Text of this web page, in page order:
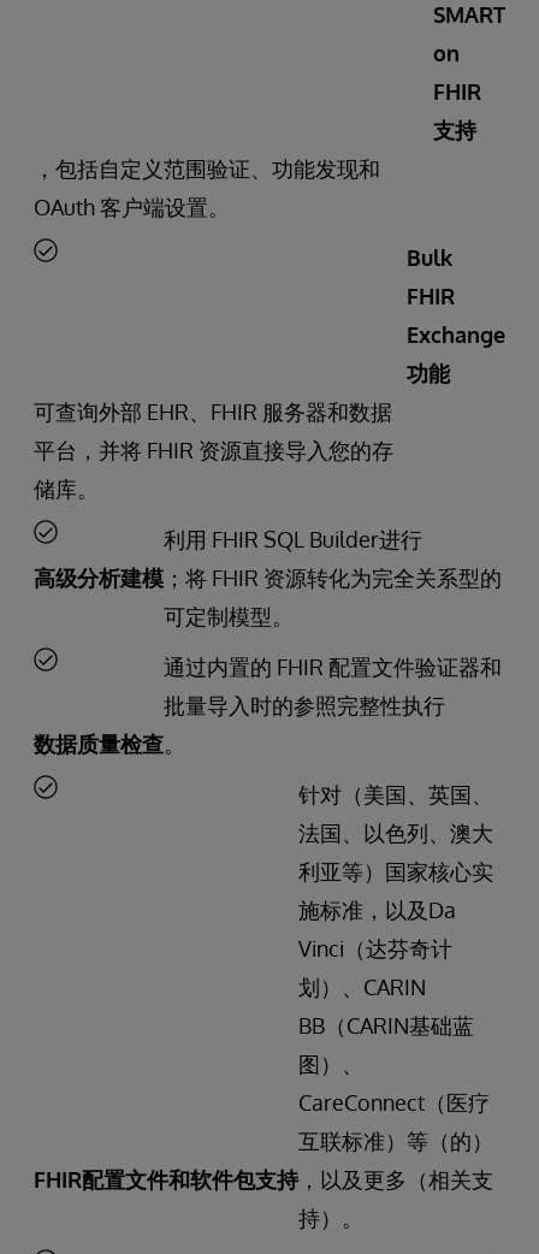
SMART
on
FHIR
支持
，包括自定义范围验证、功能发现和
OAuth 客户端设置。
Bulk
FHIR
Exchange
功能
可查询外部 EHR、FHIR 服务器和数据
平台，并将 FHIR 资源直接导入您的存
储库。
利用 FHIR SQL Builder进行
高级分析建模 ；将 FHIR 资源转化为完全关系型的
可定制模型。
通过内置的 FHIR 配置文件验证器和
批量导入时的参照完整性执行
数据质量检查。
针对（美国、英国、
法国、以色列、澳大
利亚等）国家核心实
施标准，以及Da
Vinci（达芬奇计
划）、CARIN
BB（CARIN基础蓝
图）、
CareConnect（医疗
互联标准）等（的）
FHIR配置文件和软件包支持，以及更多（相关支
持）。